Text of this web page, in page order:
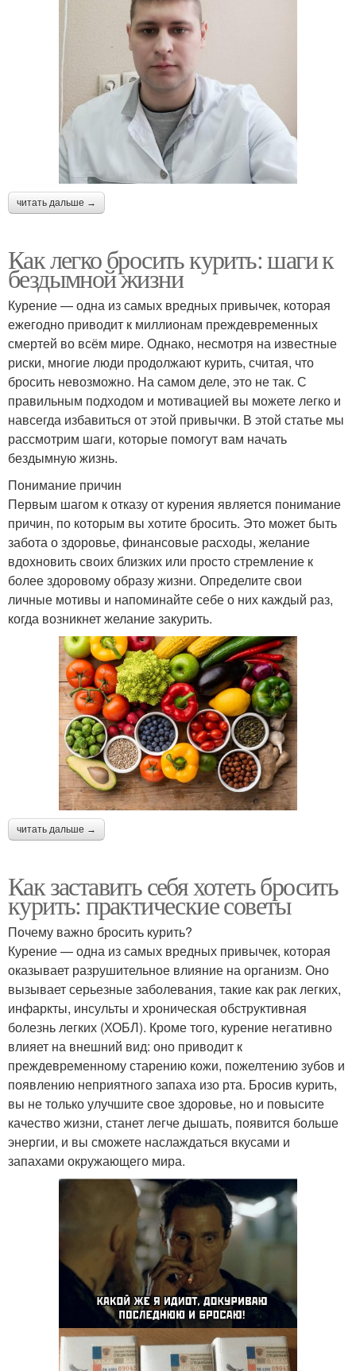
читать дальше →
Как легко бросить курить: шаги к
бездымной жизни
Курение — одна из самых вредных привычек, которая
ежегодно приводит к миллионам преждевременных
смертей во всём мире. Однако, несмотря на известные
риски, многие люди продолжают курить, считая, что
бросить невозможно. На самом деле, это не так. С
правильным подходом и мотивацией вы можете легко и
навсегда избавиться от этой привычки. В этой статье мы
рассмотрим шаги, которые помогут вам начать
бездымную жизнь.
Понимание причин
Первым шагом к отказу от курения является понимание
причин, по которым вы хотите бросить. Это может быть
забота о здоровье, финансовые расходы, желание
вдохновить своих близких или просто стремление к
более здоровому образу жизни. Определите свои
личные мотивы и напоминайте себе о них каждый раз,
когда возникнет желание закурить.
читать дальше →
Как заставить себя хотеть бросить
курить: практические советы
Почему важно бросить курить?
Курение — одна из самых вредных привычек, которая
оказывает разрушительное влияние на организм. Оно
вызывает серьезные заболевания, такие как рак легких,
инфаркты, инсульты и хроническая обструктивная
болезнь легких (ХОБЛ). Кроме того, курение негативно
влияет на внешний вид: оно приводит к
преждевременному старению кожи, пожелтению зубов и
появлению неприятного запаха изо рта. Бросив курить,
вы не только улучшите свое здоровье, но и повысите
качество жизни, станет легче дышать, появится больше
энергии, и вы сможете наслаждаться вкусами и
запахами окружающего мира.